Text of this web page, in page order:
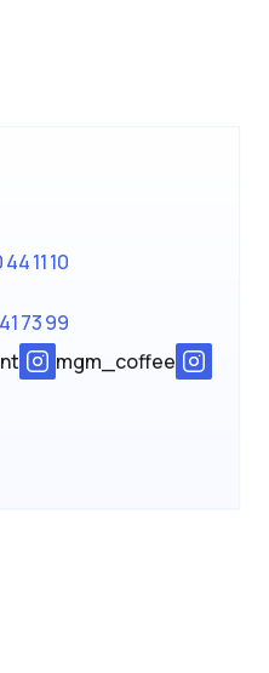
11 10
73 99
mgm_coffee